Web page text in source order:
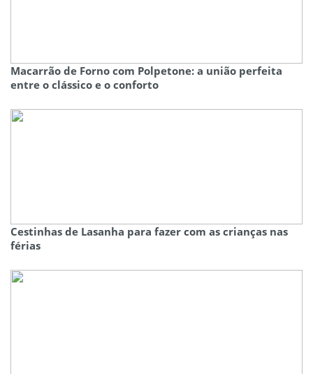
Macarrão de Forno com Polpetone: a união perfeita
entre o clássico e o conforto
Cestinhas de Lasanha para fazer com as crianças nas
férias